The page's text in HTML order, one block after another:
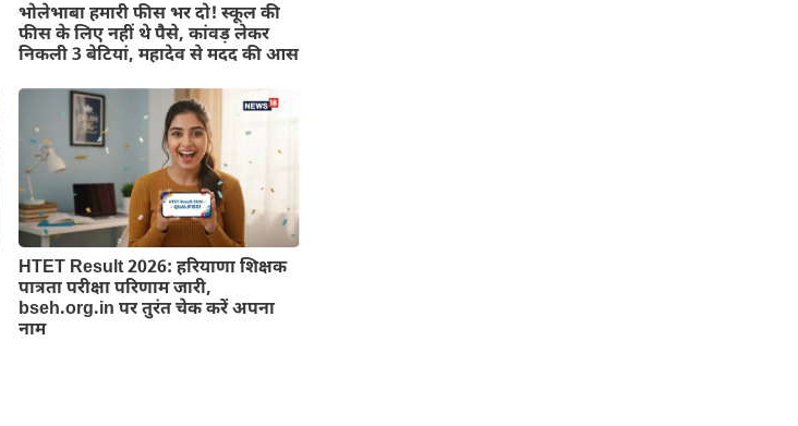
भोलेभाबा हमारी फीस भर दो! स्कूल की
फीस के लिए नहीं थे पैसे, कांवड़ लेकर
निकली 3 बेटियां, महादेव से मदद की आस
HTET Result 2026: हरियाणा शिक्षक
पात्रता परीक्षा परिणाम जारी,
bseh.org.in पर तुरंत चेक करें अपना
नाम